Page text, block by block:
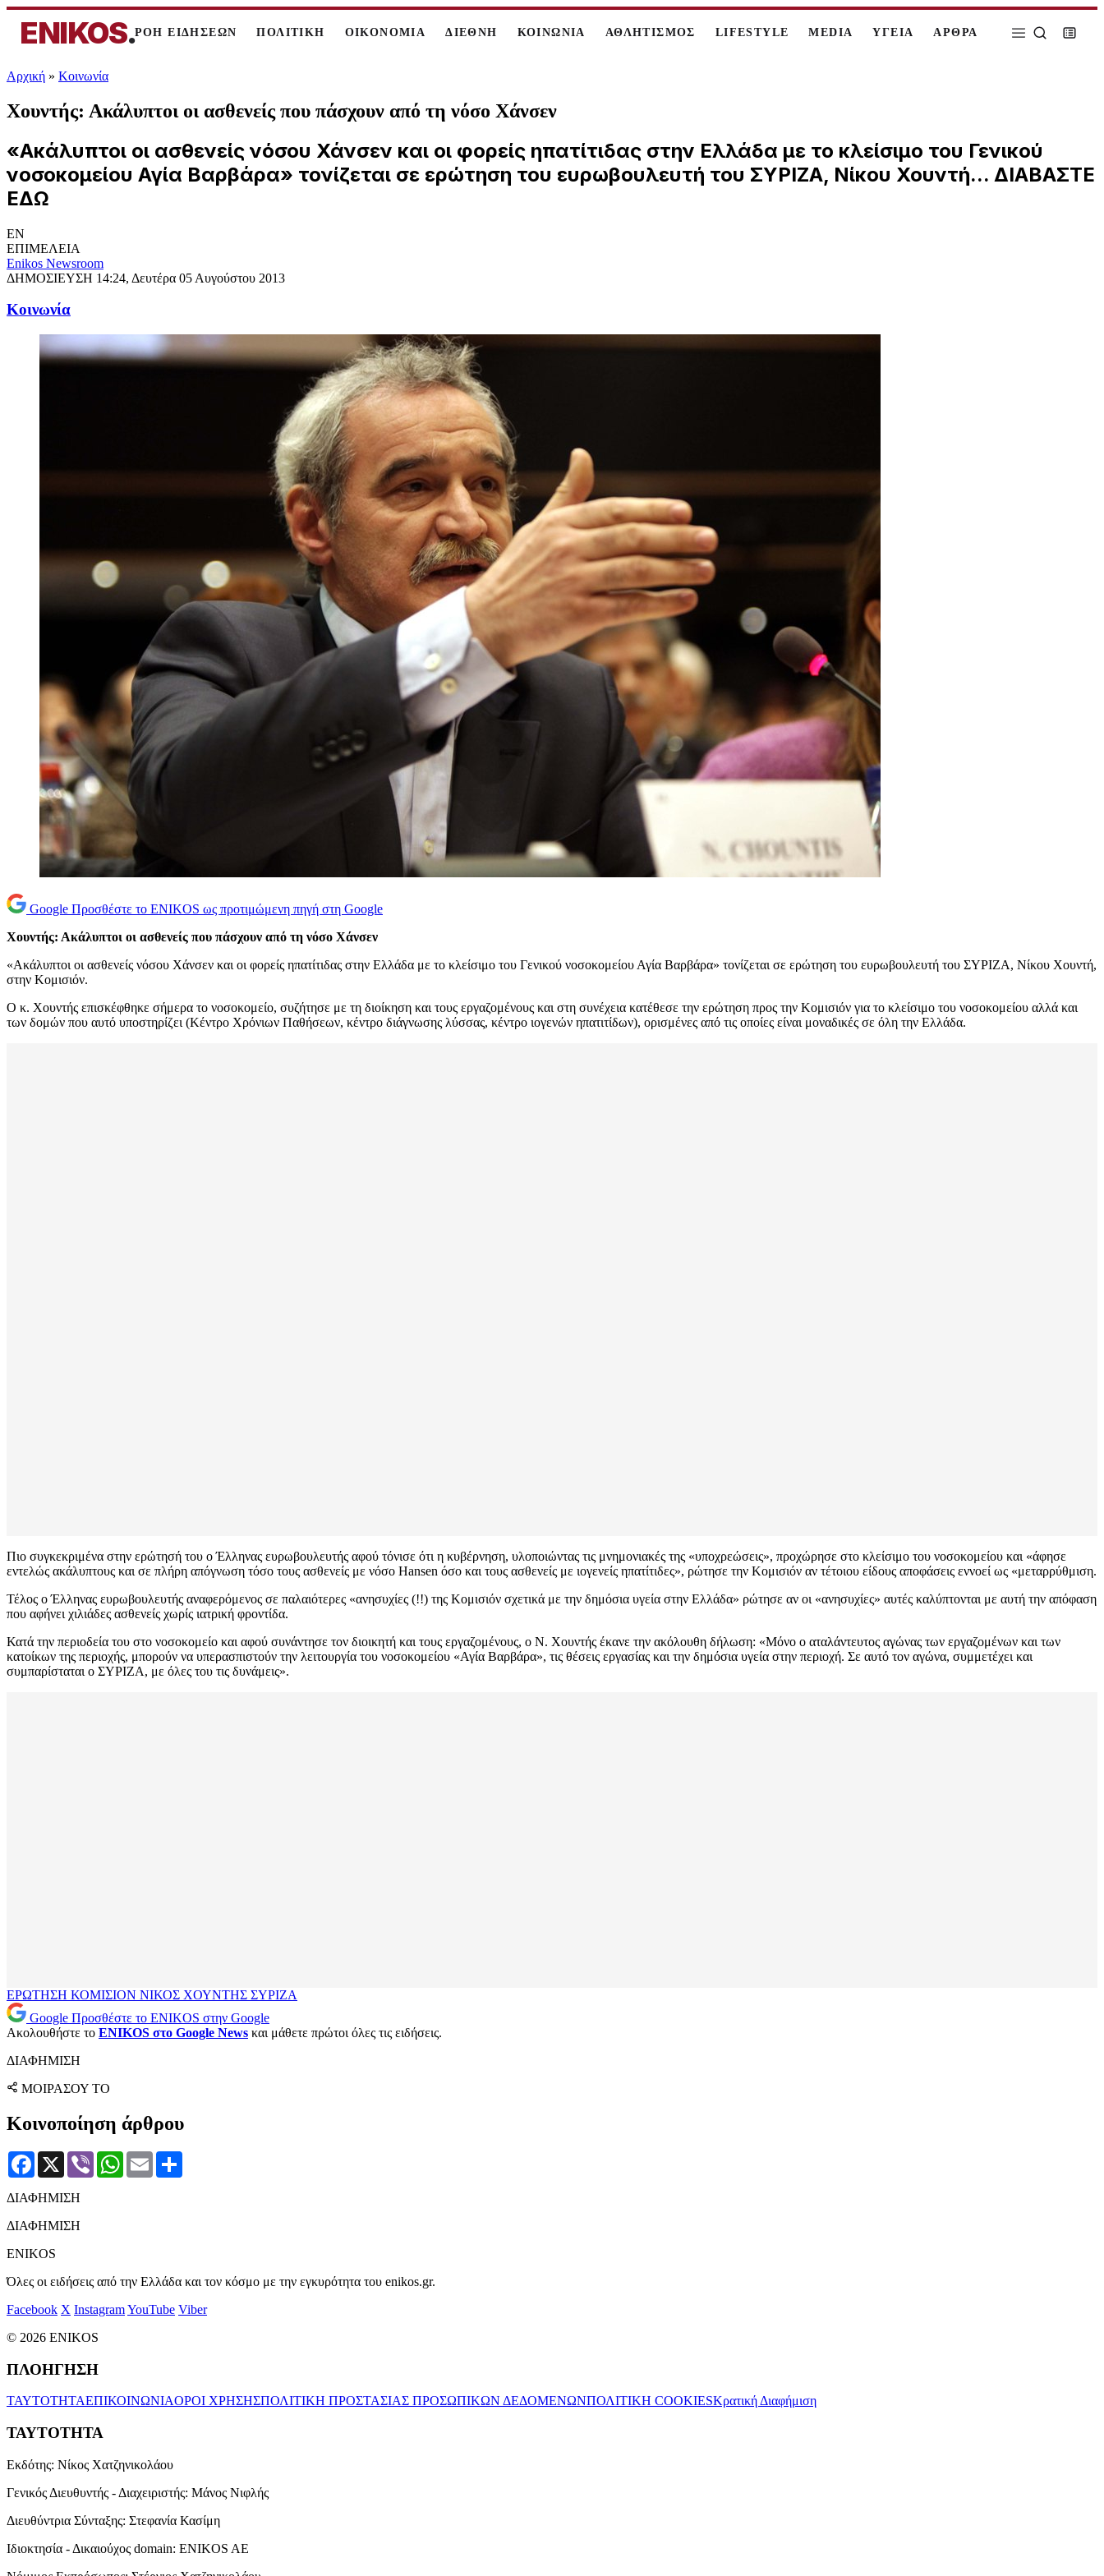
ENIKOS.ΡΟΗ ΕΙΔΗΣΕΩΝ ΠΟΛΙΤΙΚΗ ΟΙΚΟΝΟΜΙΑ ΔΙΕΘΝΗ ΚΟΙΝΩΝΙΑ ΑΘΛΗΤΙΣΜΟΣ LIFESTYLE MEDIA ΥΓΕΙΑ ΑΡΘΡΑ
Αρχική » Κοινωνία
Χουντής: Ακάλυπτοι οι ασθενείς που πάσχουν από τη νόσο Χάνσεν
«Ακάλυπτοι οι ασθενείς νόσου Χάνσεν και οι φορείς ηπατίτιδας στην Ελλάδα με το κλείσιμο του Γενικού
νοσοκομείου Αγία Βαρβάρα» τονίζεται σε ερώτηση του ευρωβουλευτή του ΣΥΡΙΖΑ, Νίκου Χουντή... ΔΙΑΒΑΣΤΕ
ΕΔΩ
EN
ΕΠΙΜΕΛΕΙΑ
Enikos Newsroom
ΔΗΜΟΣΙΕΥΣΗ 14:24, Δευτέρα 05 Αυγούστου 2013
Κοινωνία
Google Προσθέστε το ENIKOS ως προτιμώμενη πηγή στη Google
Χουντής: Ακάλυπτοι οι ασθενείς που πάσχουν από τη νόσο Χάνσεν
«Ακάλυπτοι οι ασθενείς νόσου Χάνσεν και οι φορείς ηπατίτιδας στην Ελλάδα με το κλείσιμο του Γενικού νοσοκομείου Αγία Βαρβάρα» τονίζεται σε ερώτηση του ευρωβουλευτή του ΣΥΡΙΖΑ, Νίκου Χουντή,
στην Κομισιόν.
Ο κ. Χουντής επισκέφθηκε σήμερα το νοσοκομείο, συζήτησε με τη διοίκηση και τους εργαζομένους και στη συνέχεια κατέθεσε την ερώτηση προς την Κομισιόν για το κλείσιμο του νοσοκομείου αλλά και
των δομών που αυτό υποστηρίζει (Κέντρο Χρόνιων Παθήσεων, κέντρο διάγνωσης λύσσας, κέντρο ιογενών ηπατιτίδων), ορισμένες από τις οποίες είναι μοναδικές σε όλη την Ελλάδα.
Πιο συγκεκριμένα στην ερώτησή του ο Έλληνας ευρωβουλευτής αφού τόνισε ότι η κυβέρνηση, υλοποιώντας τις μνημονιακές της «υποχρεώσεις», προχώρησε στο κλείσιμο του νοσοκομείου και «άφησε
εντελώς ακάλυπτους και σε πλήρη απόγνωση τόσο τους ασθενείς με νόσο Hansen όσο και τους ασθενείς με ιογενείς ηπατίτιδες», ρώτησε την Κομισιόν αν τέτοιου είδους αποφάσεις εννοεί ως «μεταρρύθμιση.
Τέλος ο Έλληνας ευρωβουλευτής αναφερόμενος σε παλαιότερες «ανησυχίες (!!) της Κομισιόν σχετικά με την δημόσια υγεία στην Ελλάδα» ρώτησε αν οι «ανησυχίες» αυτές καλύπτονται με αυτή την απόφαση
που αφήνει χιλιάδες ασθενείς χωρίς ιατρική φροντίδα.
Κατά την περιοδεία του στο νοσοκομείο και αφού συνάντησε τον διοικητή και τους εργαζομένους, ο Ν. Χουντής έκανε την ακόλουθη δήλωση: «Μόνο ο αταλάντευτος αγώνας των εργαζομένων και των
κατοίκων της περιοχής, μπορούν να υπερασπιστούν την λειτουργία του νοσοκομείου «Αγία Βαρβάρα», τις θέσεις εργασίας και την δημόσια υγεία στην περιοχή. Σε αυτό τον αγώνα, συμμετέχει και
συμπαρίσταται ο ΣΥΡΙΖΑ, με όλες του τις δυνάμεις».
ΕΡΩΤΗΣΗ ΚΟΜΙΣΙΟΝ ΝΙΚΟΣ ΧΟΥΝΤΗΣ ΣΥΡΙΖΑ
Google Προσθέστε το ENIKOS στην Google
Ακολουθήστε το ENIKOS στο Google News και μάθετε πρώτοι όλες τις ειδήσεις.
ΔΙΑΦΗΜΙΣΗ
ΜΟΙΡΑΣΟΥ ΤΟ
Κοινοποίηση άρθρου
Facebook
X Viber WhatsApp
Email
ΔΙΑΦΗΜΙΣΗ
ΔΙΑΦΗΜΙΣΗ
ENIKOS
Όλες οι ειδήσεις από την Ελλάδα και τον κόσμο με την εγκυρότητα του enikos.gr.
Facebook X InstagramYouTube Viber
© 2026 ENIKOS
ΠΛΟΗΓΗΣΗ
ΤΑΥΤΟΤΗΤΑΕΠΙΚΟΙΝΩΝΙΑΟΡΟΙ ΧΡΗΣΗΣΠΟΛΙΤΙΚΗ ΠΡΟΣΤΑΣΙΑΣ ΠΡΟΣΩΠΙΚΩΝ ΔΕΔΟΜΕΝΩΝΠΟΛΙΤΙΚΗ COOKIESΚρατική Διαφήμιση
ΤΑΥΤΟΤΗΤΑ
Εκδότης: Νίκος Χατζηνικολάου
Γενικός Διευθυντής - Διαχειριστής: Μάνος Νιφλής
Διευθύντρια Σύνταξης: Στεφανία Κασίμη
Ιδιοκτησία - Δικαιούχος domain: ENIKOS AE